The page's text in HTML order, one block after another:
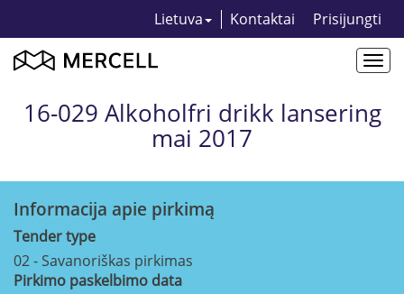
Lietuva Kontaktai Prisijungti
16-029 Alkoholfri drikk lansering
mai 2017
Informacija apie pirkimą
Tender type
02 - Savanoriškas pirkimas
Pirkimo paskelbimo data